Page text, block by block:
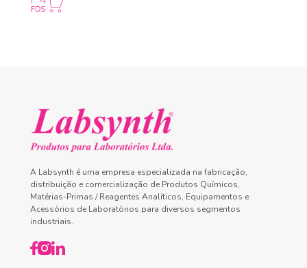
A Labsynth é uma empresa especializada na fabricação,
distribuição e comercialização de Produtos Químicos,
Matérias-Primas / Reagentes Analíticos, Equipamentos e
Acessórios de Laboratórios para diversos segmentos
industriais.